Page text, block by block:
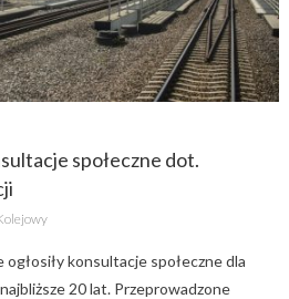
społeczne dot.
konsultacje społeczne dla
20 lat. Przeprowadzone